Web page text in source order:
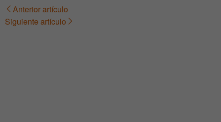
Navegación
Anterior artículo
Siguiente artículo